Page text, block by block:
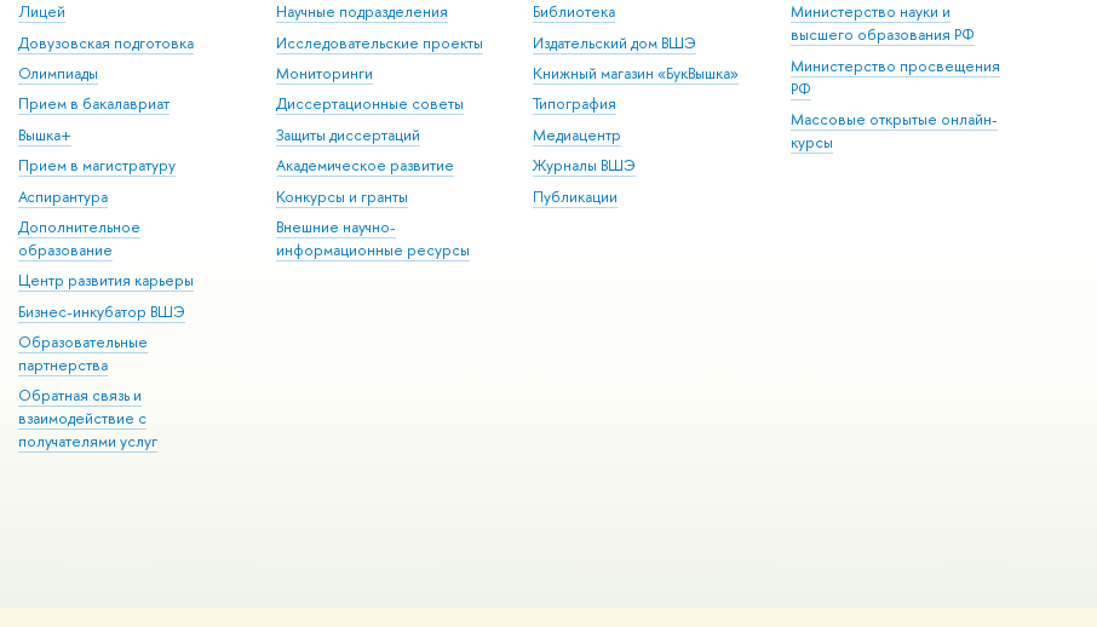
Лицей
Довузовская подготовка
Олимпиады
Прием в бакалавриат
Вышка+
Прием в магистратуру
Аспирантура
Дополнительное
образование
Центр развития карьеры
Бизнес-инкубатор ВШЭ
Образовательные
партнерства
Обратная связь и
взаимодействие с
получателями услуг
Научные подразделения
Исследовательские проекты
Мониторинги
Диссертационные советы
Защиты диссертаций
Академическое развитие
Конкурсы и гранты
Внешние научно-
информационные ресурсы
Библиотека
Издательский дом ВШЭ
Книжный магазин «БукВышка»
Типография
Медиацентр
Журналы ВШЭ
Публикации
Министерство науки и
высшего образования РФ
Министерство просвещения
РФ
Массовые открытые онлайн-
курсы